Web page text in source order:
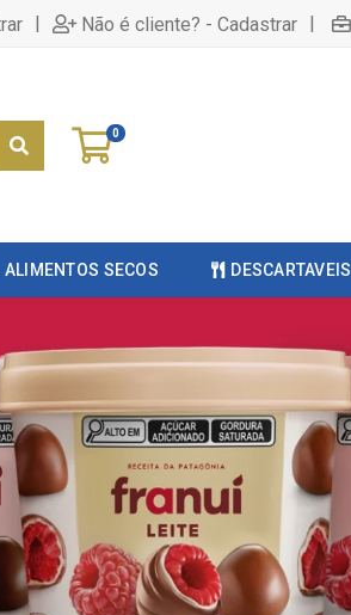
| Não é cliente? - Cadastrar |
0
ALIMENTOS SECOS DESCARTAVEIS